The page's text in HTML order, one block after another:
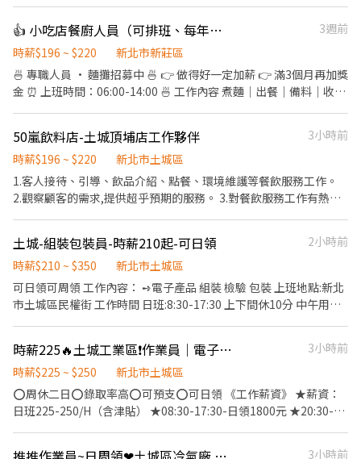
審）： 👉https://reurl.cc/R2p0LG 🔒 【隱私防線】個資僅供廠商審
核，敏感欄位（身分證/詳細地址）錄取前皆可先不填！ ➋加入留
體大廠」💥
👍 小吃店餐廚人員（可排班、每年調薪）
3週前
時薪$196 ~ $220
新北市新莊區
🍜 專職人員 · 麵攤招募中 🍜 👉 做得好一定加薪 👉 滿3個月再加獎
金 ⏰ 上班時間：06:00-14:00 🍜 工作內容 煮麵｜出餐｜備料｜收攤
缺人中！想賺錢就來 🍜 時薪人員 · 麵攤招募中 🍜 ．點餐結帳、送
餐。 ．維持店內整潔。 ．煮麵、切小菜等等。 工作時段：10:30～
18:30、12:00～20:00、 20:00～22:00
50嵐飲料店-土城頂埔店工作夥伴
3小時前
時薪$196 ~ $220
新北市土城區
1.客人接待、引導、飲品介紹、點餐、環境維護等餐飲服務工作。
2.觀察顧客的需求,提供超乎預期的服務。 3.對餐飲服務工作有熱
可)。 7.時段可談。 8.Google map 地圖有異，正確位子頂埔國小對
面。 工作地點:土城與萬華。
土城-組裝包裝員-時薪210起-可日領
2小時前
時薪$210 ~ $350
新北市土城區
可日領可周領 工作內容： ➺電子產品 組裝 檢驗 包裝 上班地點:新北
市土城區民權街 工作時間 日班:8:30-17:30 上下間休10分 中午用餐
230
時薪225🔥土城工業區❗️作業員｜電子零件組包裝
3小時前
時薪$225 ~ $250
新北市土城區
⭕️周休二日⭕️錄取率高⭕️可預支⭕️可日領 《工作薪資》 ★薪資：
日班225-250/H（含津貼） ★08:30-17:30-日領1800元 ★20:30-
3小時前